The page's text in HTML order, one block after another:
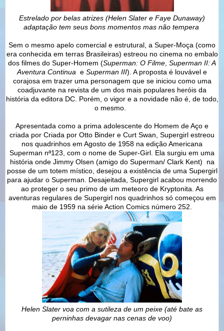
Estrelado por belas atrizes (Helen Slater e Faye Dunaway)
adaptação tem seus bons momentos mas não tempera
Sem o mesmo apelo comercial e estrutural, a Super-Moça (como
era conhecida em terras Brasileiras) estreou no cinema no embalo
dos filmes do Super-Homem (Superman: O Filme Superman II: A
Aventura Continua e Superman III). A proposta é louvável e
corajosa em trazer uma personagem que se iniciou como uma
coadjuvante na revista de um dos mais populares heróis da
história da editora DC. Porém, o vigor e a novidade não é, de todo,
o mesmo.
Apresentada como a prima adolescente do Homem de Aço e
criada por Criada por Otto Binder e Curt Swan, Supergirl estreou
nos quadrinhos em Agosto de 1958 na edição Americana
Superman nª123, com o nome de Super-Girl. Ela surgiu em uma
história onde Jimmy Olsen (amigo do Superman/ Clark Kent) na
posse de um totem místico, desejou a existência de uma Supergirl
para ajudar o Superman. Desajeitada, Supergirl acabou morrendo
ao proteger o seu primo de um meteoro de Kryptonita. As
aventuras regulares de Supergirl nos quadrinhos só começou em
maio de 1959 na série Action Comics número 252.
Helen Slater voa com a sutileza de um peixe (até bate as
perninhas devagar nas cenas de voo)